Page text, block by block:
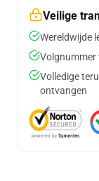
Veilige
Wereldwijde
Volgnummer
Volledige
ontvangen